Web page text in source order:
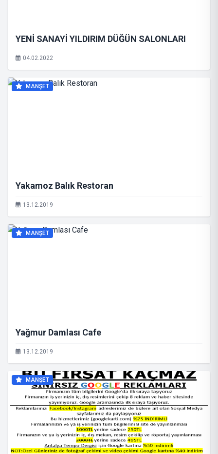
YENİ SANAYİ YILDIRIM DÜĞÜN SALONLARI
04.02.2022
MANŞET
Yakamoz Balık Restoran
13.12.2019
MANŞET
Yağmur Damlası Cafe
13.12.2019
MANŞET